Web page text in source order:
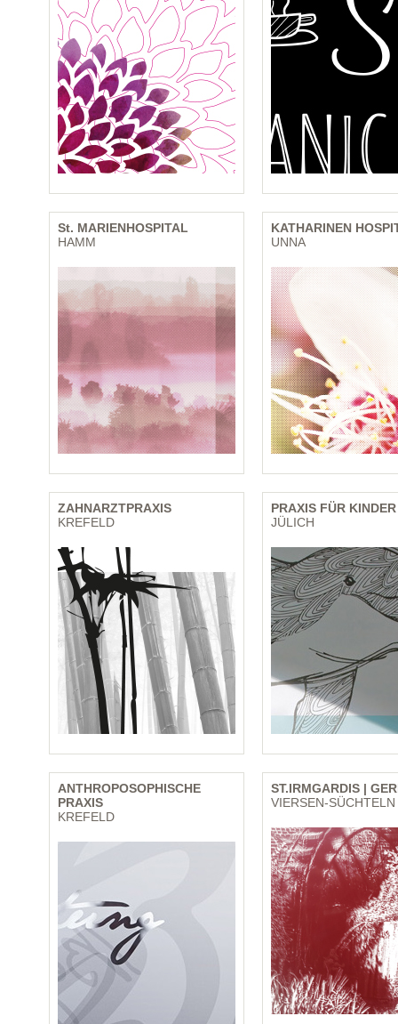
St. MARIENHOSPITAL
HAMM
KATHARINEN
UNNA
ZAHNARZTPRAXIS
KREFELD
PRAXIS FÜR KINDER
JÜLICH
ANTHROPOSOPHISCHE
PRAXIS
KREFELD
ST.IRMGARDIS |
VIERSEN-SÜCHTELN